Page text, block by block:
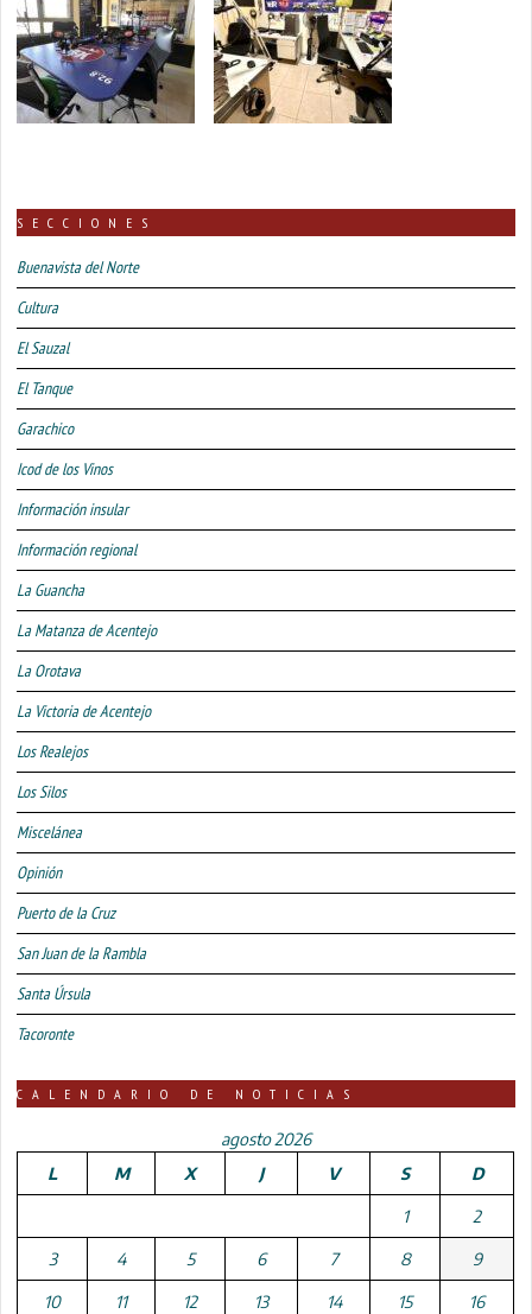
SECCIONES
Buenavista del Norte
Cultura
El Sauzal
El Tanque
Garachico
Icod de los Vinos
Información insular
Información regional
La Guancha
La Matanza de Acentejo
La Orotava
La Victoria de Acentejo
Los Realejos
Los Silos
Miscelánea
Opinión
Puerto de la Cruz
San Juan de la Rambla
Santa Úrsula
Tacoronte
CALENDARIO DE NOTICIAS
agosto 2026
L
M X J V S D
1 2
3 4 5 6 7 8 9
10 11 12 13 14 15 16